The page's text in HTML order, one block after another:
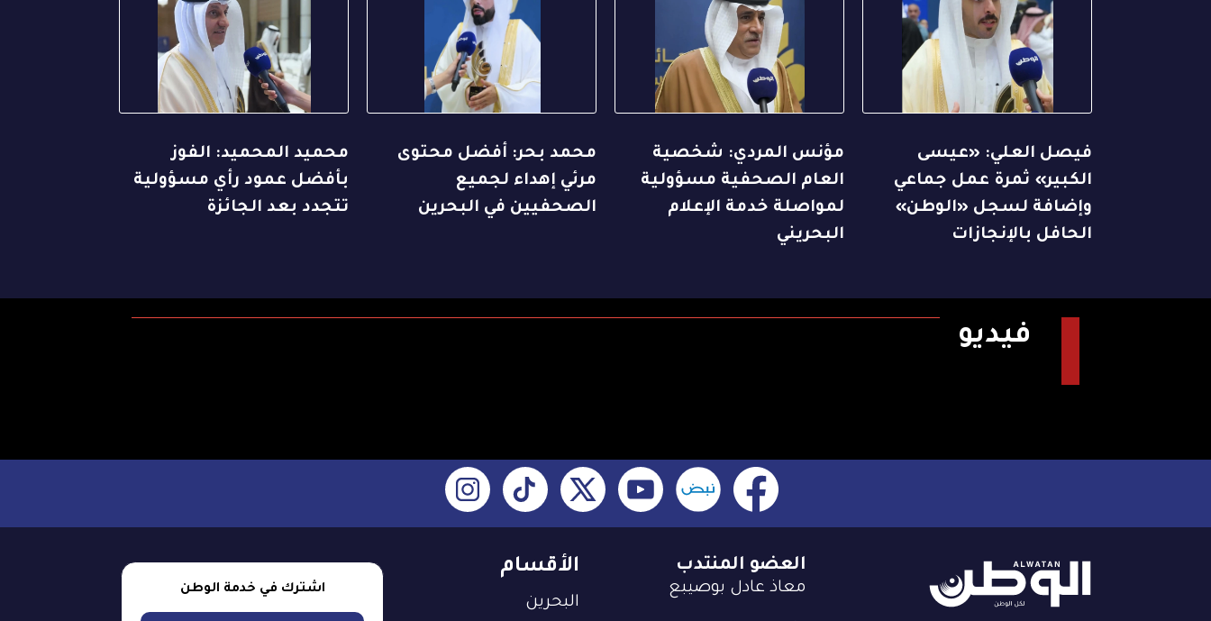
فيصل العلي: «عيسى
الكبير» ثمرة عمل جماعي
وإضافة لسجل «الوطن»
الحافل بالإنجازات
مؤنس المردي: شخصية
العام الصحفية مسؤولية
لمواصلة خدمة الإعلام
البحريني
محمد بحر: أفضل محتوى
مرئي إهداء لجميع
الصحفيين في البحرين
محميد المحميد: الفوز
بأفضل عمود رأي مسؤولية
تتجدد بعد الجائزة
فيديو
الأقسام
البحرين
العضو المنتدب
معاذ عادل بوصيبع اشترك في خدمة الوطن